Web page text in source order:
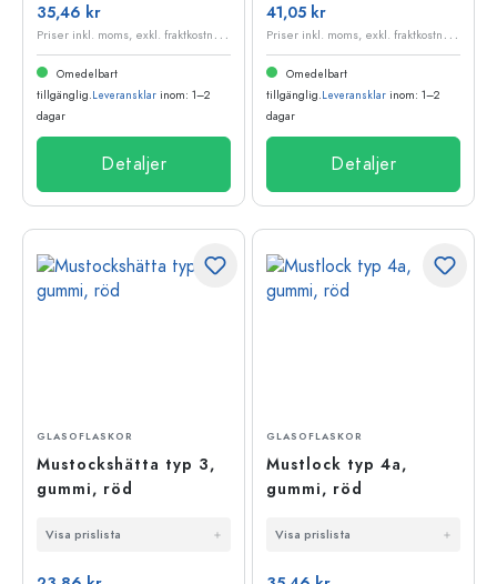
35,46 kr
P
riser inkl. moms, exkl. fraktkostnader
Omedelbart
tillgänglig.Leveransklar inom: 1–2
dagar
Detaljer
41,05 kr
P
riser inkl. moms, exkl. fraktkostnader
Omedelbart
tillgänglig.Leveransklar inom: 1–2
dagar
Detaljer
GLASOFLASKOR
Mustockshätta typ 3,
gummi, röd
Visa prislista
GLASOFLASKOR
Mustlock typ 4a,
gummi, röd
Visa prislista